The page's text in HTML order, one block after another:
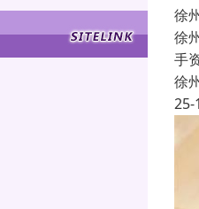
徐
徐
手
徐
25-